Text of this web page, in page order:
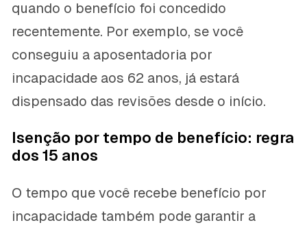
quando o benefício foi concedido
recentemente. Por exemplo, se você
conseguiu a aposentadoria por
incapacidade aos 62 anos, já estará
dispensado das revisões desde o início.
Isenção por tempo de benefício: regra
dos 15 anos
O tempo que você recebe benefício por
incapacidade também pode garantir a